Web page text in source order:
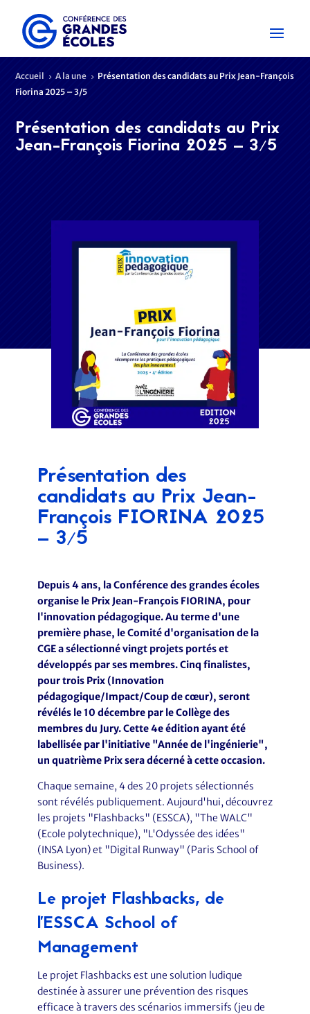
Accueil 5 A la une 5 Présentation des candidats au Prix Jean-François
Fiorina 2025 – 3/5
Présentation des candidats au Prix
Jean-François Fiorina 2025 – 3/5
Présentation des
candidats au Prix Jean-
François FIORINA 2025
– 3/5
Depuis 4 ans, la Conférence des grandes écoles
organise le Prix Jean-François FIORINA, pour
l'innovation pédagogique. Au terme d'une
première phase, le Comité d'organisation de la
CGE a sélectionné vingt projets portés et
développés par ses membres. Cinq finalistes,
pour trois Prix (Innovation
pédagogique/Impact/Coup de cœur), seront
révélés le 10 décembre par le Collège des
membres du Jury. Cette 4e édition ayant été
labellisée par l'initiative "Année de l'ingénierie",
un quatrième Prix sera décerné à cette occasion.
Chaque semaine, 4 des 20 projets sélectionnés
sont révélés publiquement. Aujourd'hui, découvrez
les projets "Flashbacks" (ESSCA), "The WALC"
(Ecole polytechnique), "L'Odyssée des idées"
(INSA Lyon) et "Digital Runway" (Paris School of
Business).
Le projet Flashbacks, de
l'ESSCA School of
Management
Le projet Flashbacks est une solution ludique
destinée à assurer une prévention des risques
efficace à travers des scénarios immersifs (jeu de